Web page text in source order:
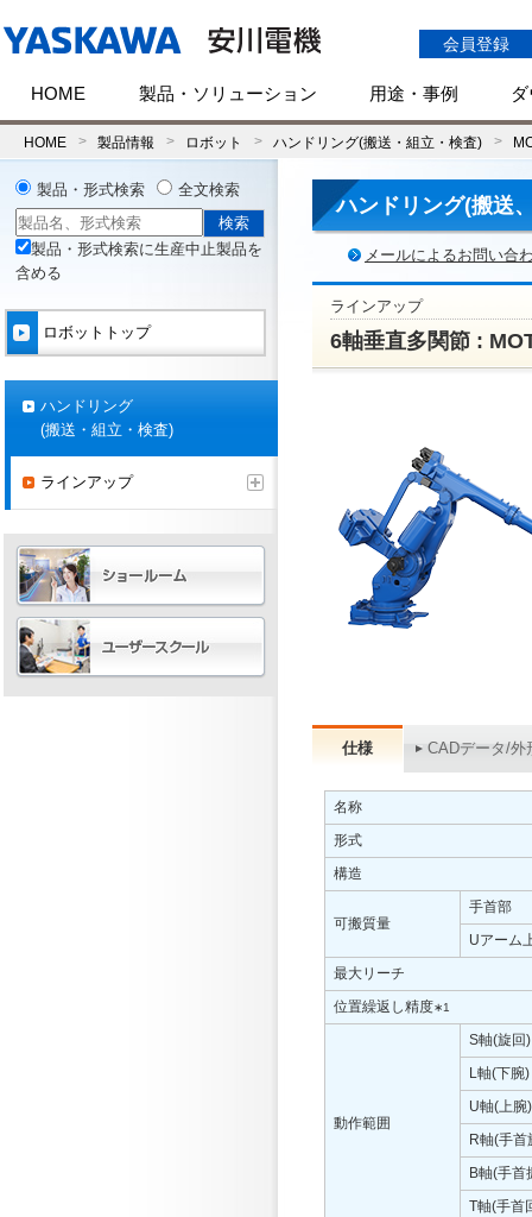
会員登録
HOME 製品・ソリューション 用途・事例
HOME 製品情報 ロボット ハンドリング(搬送・組立・検査)
ハンドリング(搬送
メールによるお問い合
ラインアップ
6軸垂直多関節 :
仕様 CADデータ/外
名称
形式
構造
可搬質量
手首部
Uアーム
最大リーチ
位置繰返し精度∗1
動作範囲
S軸(旋回)
L軸(下腕)
U軸(上腕)
R軸(手首
B軸(手首
T軸(手首
製品・形式検索 全文検索
製品・形式検索に生産中止製品を
含める
ロボットトップ
ハンドリング
(搬送・組立・検査)
ラインアップ